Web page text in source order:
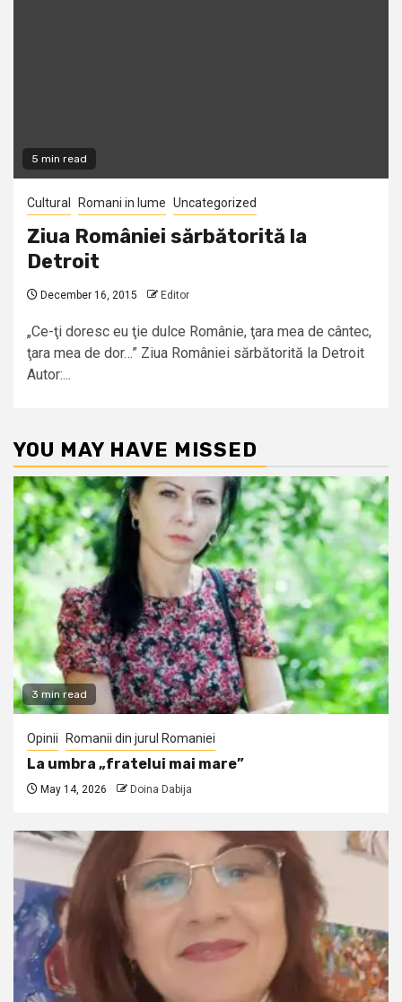
5 min read
Cultural Romani in lume Uncategorized
Ziua României sărbătorită la
Detroit
December 16, 2015 Editor
„Ce-ţi doresc eu ţie dulce Românie, ţara mea de cântec,
ţara mea de dor…” Ziua României sărbătorită la Detroit
Autor:...
YOU MAY HAVE MISSED
3 min read
Opinii Romanii din jurul Romaniei
La umbra „fratelui mai mare”
May 14, 2026 Doina Dabija